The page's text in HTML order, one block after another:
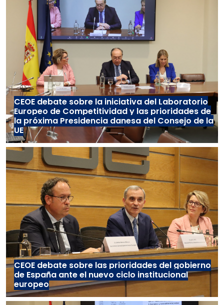
CEOE debate sobre la iniciativa del Laboratorio
Europeo de Competitividad y las prioridades de
la próxima Presidencia danesa del Consejo de la
UE
CEOE debate sobre las prioridades del gobierno
de España ante el nuevo ciclo institucional
europeo